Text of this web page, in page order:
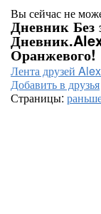
Вы сейчас не
Дневник Без
Лента друзей
Добавить в друзья
Страницы: